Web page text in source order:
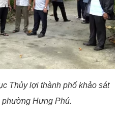
Thủy lợi thành phố khảo sát
Hưng Phú.